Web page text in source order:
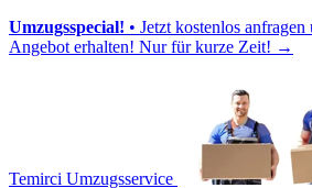
Umzugsspecial! • Jetzt kostenlos
Angebot erhalten! Nur für kurze Zeit! →
Temirci Umzugsservice